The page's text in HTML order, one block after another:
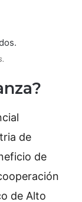
de
de
de Alto